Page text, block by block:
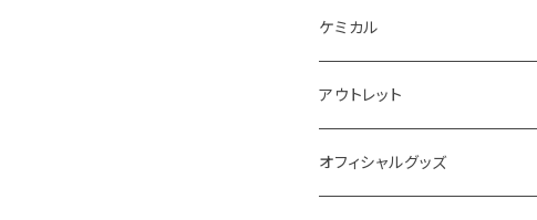
ケミカル
アウトレット
オフィシャルグッズ